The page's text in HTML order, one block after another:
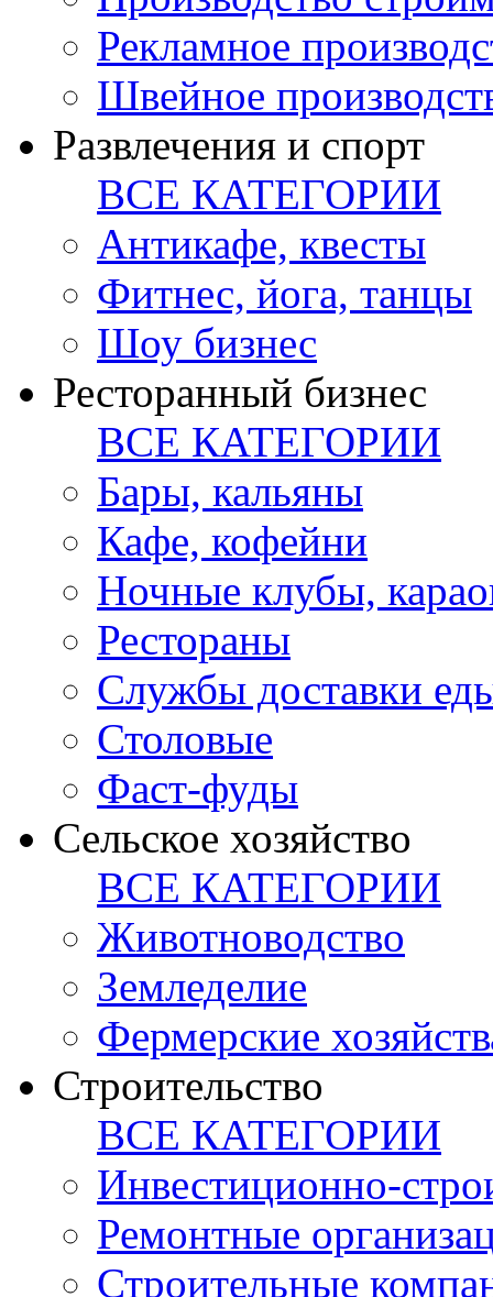
Рекламное
Швейное
Развлечения и спорт
ВСЕ КАТЕГОРИИ
Антикафе, квесты
Фитнес, йога, танцы
Шоу бизнес
Ресторанный бизнес
ВСЕ КАТЕГОРИИ
Бары, кальяны
Кафе, кофейни
Ночные клубы,
Рестораны
Службы доставки
Столовые
Фаст-фуды
Сельское хозяйство
ВСЕ КАТЕГОРИИ
Животноводство
Земледелие
Фермерские
Строительство
ВСЕ КАТЕГОРИИ
Инвестиционно-
Ремонтные
Строительные